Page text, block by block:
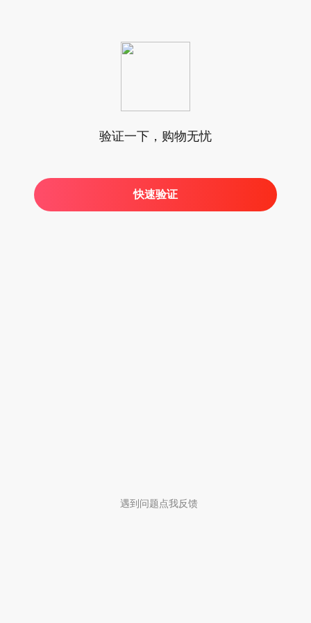
验证一下，购物无忧
快速验证
遇到问题点我反馈